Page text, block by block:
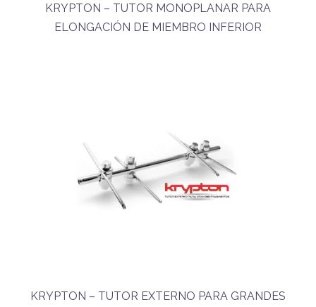
KRYPTON – TUTOR MONOPLANAR PARA
ELONGACIÓN DE MIEMBRO INFERIOR
KRYPTON – TUTOR EXTERNO PARA GRANDES